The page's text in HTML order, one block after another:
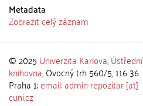
Metadata
Zobrazit celý záznam
© 2025 Univerzita Karlova,Ústřední
knihovna, Ovocný trh 560/5, 116 36
Praha 1;email: admin-repozitar [at]
cuni.cz